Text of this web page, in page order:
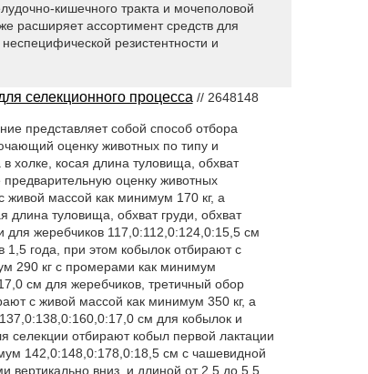
кишечного тракта и мочеполовой
расширяет ассортимент средств для
резистентности и
селекционного процесса // 2648148
представляет собой способ отбора
оценку животных по типу и
холке, косая длина туловища, обхват
предварительную оценку животных
живой массой как минимум 170 кг, а
длина туловища, обхват груди, обхват
жеребчиков 117,0:112,0:124,0:15,5 см
1,5 года, при этом кобылок отбирают с
290 кг с промерами как минимум
см для жеребчиков, третичный обор
с живой массой как минимум 350 кг, а
см для кобылок и
селекции отбирают кобыл первой лактации
142,0:148,0:178,0:18,5 см с чашевидной
вниз, и длиной от 2,5 до 5,5